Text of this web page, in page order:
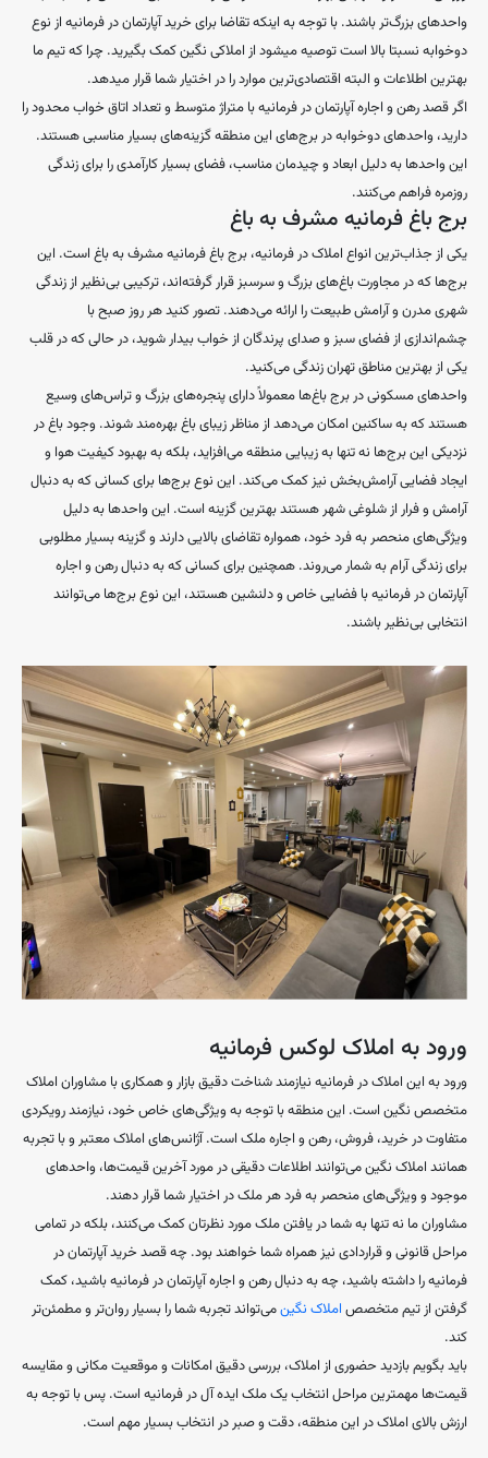
واحدهای بزرگ‌تر باشند. با توجه به اینکه تقاضا برای خرید آپارتمان در فرمانیه از نوع
دوخوابه نسبتا بالا است توصیه میشود از املاکی نگین کمک بگیرید. چرا که تیم ما
بهترین اطلاعات و البته اقتصادی‌ترین موارد را در اختیار شما قرار میدهد.
اگر قصد رهن و اجاره آپارتمان در فرمانیه با متراژ متوسط و تعداد اتاق خواب محدود را
دارید، واحدهای دوخوابه در برج‌های این منطقه گزینه‌های بسیار مناسبی هستند.
این واحدها به دلیل ابعاد و چیدمان مناسب، فضای بسیار کارآمدی را برای زندگی
روزمره فراهم می‌کنند.
برج باغ فرمانیه مشرف به باغ
یکی از جذاب‌ترین انواع املاک در فرمانیه، برج باغ فرمانیه مشرف به باغ است. این
برج‌ها که در مجاورت باغ‌های بزرگ و سرسبز قرار گرفته‌اند، ترکیبی بی‌نظیر از زندگی
شهری مدرن و آرامش طبیعت را ارائه می‌دهند. تصور کنید هر روز صبح با
چشم‌اندازی از فضای سبز و صدای پرندگان از خواب بیدار شوید، در حالی که در قلب
یکی از بهترین مناطق تهران زندگی می‌کنید.
واحدهای مسکونی در برج باغ‌ها معمولاً دارای پنجره‌های بزرگ و تراس‌های وسیع
هستند که به ساکنین امکان می‌دهد از مناظر زیبای باغ بهره‌مند شوند. وجود باغ در
نزدیکی این برج‌ها نه تنها به زیبایی منطقه می‌افزاید، بلکه به بهبود کیفیت هوا و
ایجاد فضایی آرامش‌بخش نیز کمک می‌کند. این نوع برج‌ها برای کسانی که به دنبال
آرامش و فرار از شلوغی شهر هستند بهترین گزینه است. این واحدها به دلیل
ویژگی‌های منحصر به فرد خود، همواره تقاضای بالایی دارند و گزینه بسیار مطلوبی
برای زندگی آرام به شمار می‌روند. همچنین برای کسانی که به دنبال رهن و اجاره
آپارتمان در فرمانیه با فضایی خاص و دلنشین هستند، این نوع برج‌ها می‌توانند
انتخابی بی‌نظیر باشند.
ورود به املاک لوکس فرمانیه
ورود به این املاک در فرمانیه نیازمند شناخت دقیق بازار و همکاری با مشاوران املاک
متخصص نگین است. این منطقه با توجه به ویژگی‌های خاص خود، نیازمند رویکردی
متفاوت در خرید، فروش، رهن و اجاره ملک است. آژانس‌های املاک معتبر و با تجربه
همانند املاک نگین می‌توانند اطلاعات دقیقی در مورد آخرین قیمت‌ها، واحدهای
موجود و ویژگی‌های منحصر به فرد هر ملک در اختیار شما قرار دهند.
مشاوران ما نه تنها به شما در یافتن ملک مورد نظرتان کمک می‌کنند، بلکه در تمامی
مراحل قانونی و قراردادی نیز همراه شما خواهند بود. چه قصد خرید آپارتمان در
فرمانیه را داشته باشید، چه به دنبال رهن و اجاره آپارتمان در فرمانیه باشید، کمک
گرفتن از تیم متخصص املاک نگینمی‌تواند تجربه شما را بسیار روان‌تر و مطمئن‌تر
کند.
باید بگویم بازدید حضوری از املاک، بررسی دقیق امکانات و موقعیت مکانی و مقایسه
قیمت‌ها مهمترین مراحل انتخاب یک ملک ایده آل در فرمانیه است. پس با توجه به
ارزش بالای املاک در این منطقه، دقت و صبر در انتخاب بسیار مهم است.